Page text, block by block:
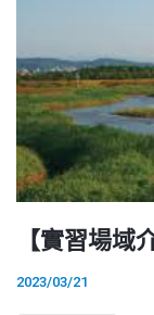
【實習場域
2023/03/21